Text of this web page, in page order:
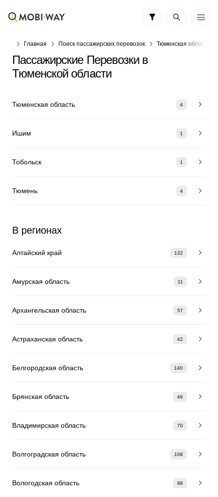
Главная Поиск пассажирских перевозок Тюменская область
Пассажирские Перевозки в
Тюменской области
Тюменская область 4
Ишим 1
Тобольск 1
Тюмень 4
В регионах
Алтайский край 132
Амурская область 11
Архангельская область 57
Астраханская область 42
Белгородская область 140
Брянская область 46
Владимирская область 70
Волгоградская область 108
Вологодская область 98